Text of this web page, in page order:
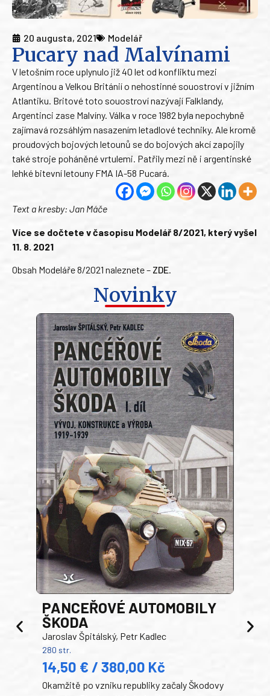
20 augusta, 2021 Modelář
Pucary nad Malvínami
V letošním roce uplynulo již 40 let od konfliktu mezi
Argentinou a Velkou Británií o nehostinné souostroví v jižním
Atlantiku. Britové toto souostroví nazývají Falklandy,
Argentinci zase Malvíny. Válka v roce 1982 byla nepochybně
zajímavá rozsáhlým nasazením letadlové techniky. Ale kromě
proudových bojových letounů se do bojových akcí zapojily
také stroje poháněné vrtulemi. Patřily mezi ně i argentinské
lehké bitevní letouny FMA IA-58 Pucará.
Text a kresby: Jan Máče
Více se dočtete v časopisu Modelář 8/2021, který vyšel
11. 8. 2021
Obsah Modeláře 8/2021 naleznete – ZDE.
Novinky
PANCEŘOVÉ AUTOMOBILY
ŠKODA
Jaroslav Špitálský, Petr Kadlec
280 str.
14,50 € / 380,00 Kč
Okamžitě po vzniku republiky začaly Škodovy